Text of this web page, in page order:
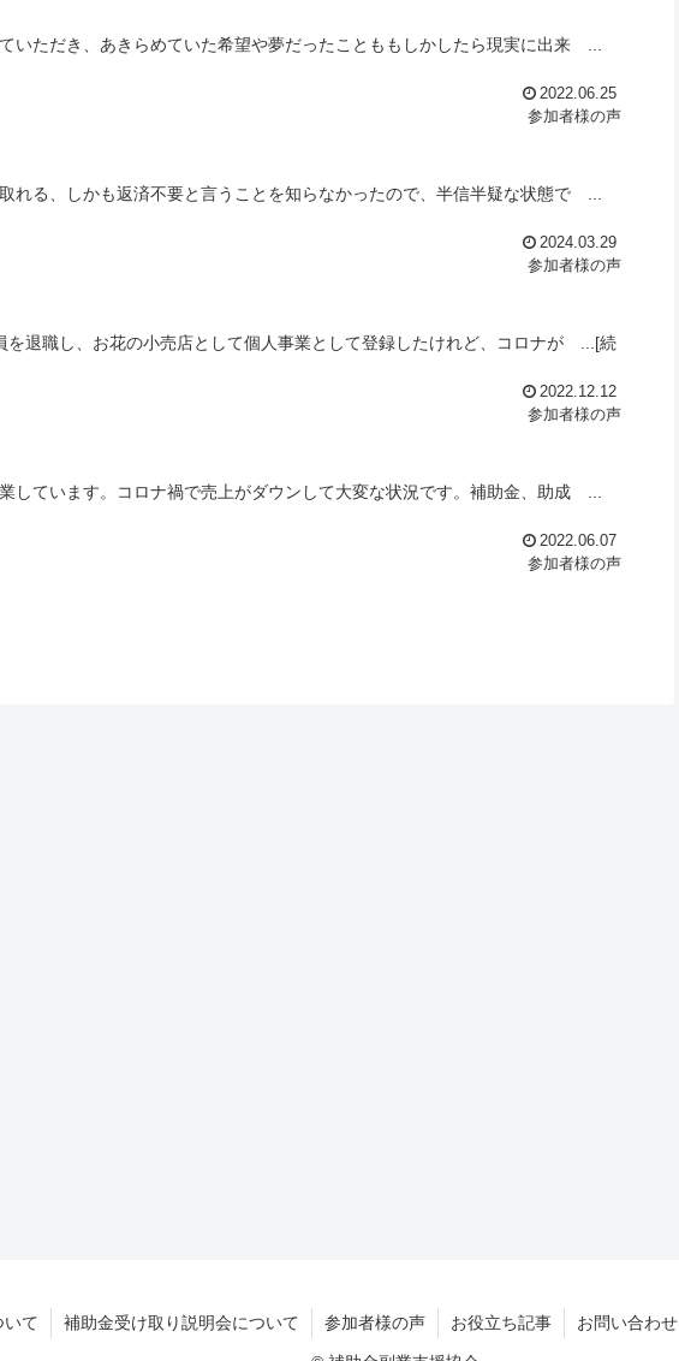
いただき、あきらめていた希望や夢だったことももしかしたら現実に出来 ...
2022.06.25
参加者様の声
れる、しかも返済不要と言うことを知らなかったので、半信半疑な状態で ...
2024.03.29
参加者様の声
を退職し、お花の小売店として個人事業として登録したけれど、コロナが ...[続
2022.12.12
参加者様の声
しています。コロナ禍で売上がダウンして大変な状況です。補助金、助成 ...
2022.06.07
参加者様の声
いて 補助金受け取り説明会について 参加者様の声 お役立ち記事 お問い合わせ